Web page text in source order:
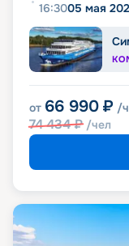
16:3005 мая
от 66 990 ₽ /
74 434₽ /чел